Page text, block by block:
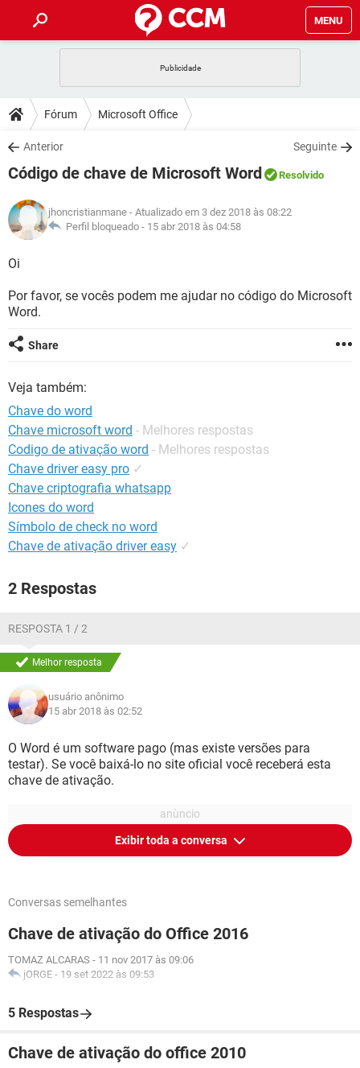
MENU
CELULAR
OUTLOOK
INSTAGRAM GMAIL
GUIA DE COMPRAS
DICAS
JOGOS
INSTAGRAM GMAIL
GUIA DE COMPRAS
DOWNLOADS
JOGOS WHATSAPP
CELULAR
OUTLOOK EXCEL
INSTAGRAM
FÓRUM
JOGOS WHATSAPP
CELULAR
OUTLOOK
INSTAGRAM GMAIL
GLOSSÁRIO
JOGOS
OUTLOOK
INSTAGRAM
Fórum Microsoft Office
Anterior Seguinte
Código de chave de Microsoft Word Resolvido
jhoncristianmane - Atualizado em 3 dez 2018 às 08:22
Perfil bloqueado - 15 abr 2018 às 04:58
Oi
Por favor, se vocês podem me ajudar no código do Microsoft
Word.
Share
Veja também:
Chave do word
Chave microsoft word - Melhores respostas
Codigo de ativação word - Melhores respostas
Chave driver easy pro ✓
Chave criptografia whatsapp
Icones do word
Símbolo de check no word
Chave de ativação driver easy ✓
2 Respostas
RESPOSTA 1 / 2
Melhor resposta
usuário anônimo
15 abr 2018 às 02:52
O Word é um software pago (mas existe versões para
testar). Se você baixá-lo no site oficial você receberá esta
chave de ativação.
Exibir toda a conversa
Conversas semelhantes
Chave de ativação do Office 2016
TOMAZ ALCARAS - 11 nov 2017 às 09:06
jORGE - 19 set 2022 às 09:53
5 Respostas
Chave de ativação do office 2010